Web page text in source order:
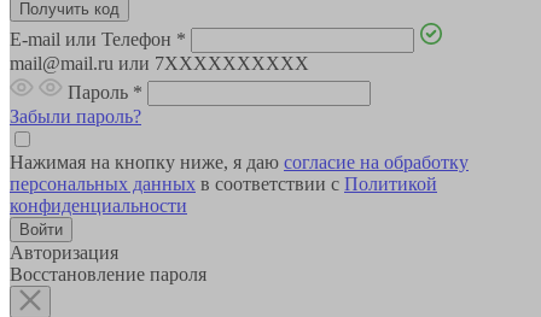
E-mail или Телефон *
mail@mail.ru или 7XXXXXXXXXX
Пароль *
Забыли пароль?
Нажимая на кнопку ниже, я даю согласие на обработку
персональных данных в соответствии с Политикой
конфиденциальности
Авторизация
Восстановление пароля